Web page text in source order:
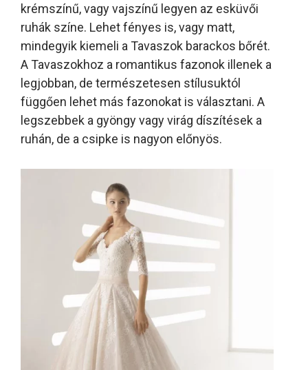
krémszínű, vagy vajszínű legyen az esküvői
ruhák színe. Lehet fényes is, vagy matt,
mindegyik kiemeli a Tavaszok barackos bőrét.
A Tavaszokhoz a romantikus fazonok illenek a
legjobban, de természetesen stílusuktól
függően lehet más fazonokat is választani. A
legszebbek a gyöngy vagy virág díszítések a
ruhán, de a csipke is nagyon előnyös.